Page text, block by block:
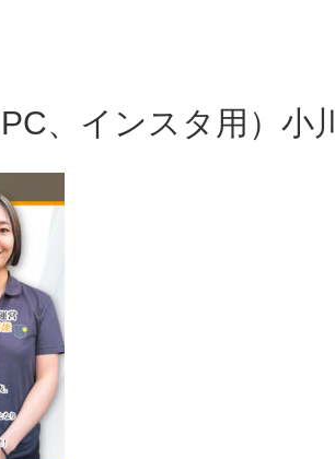
、インスタ用）小川